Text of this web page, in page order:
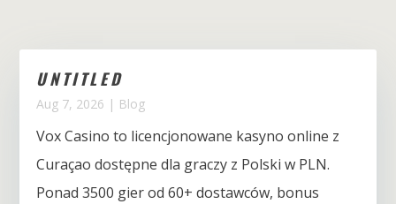
UNTITLED
Aug 7, 2026 | Blog
Vox Casino to licencjonowane kasyno online z
Curaçao dostępne dla graczy z Polski w PLN.
Ponad 3500 gier od 60+ dostawców, bonus